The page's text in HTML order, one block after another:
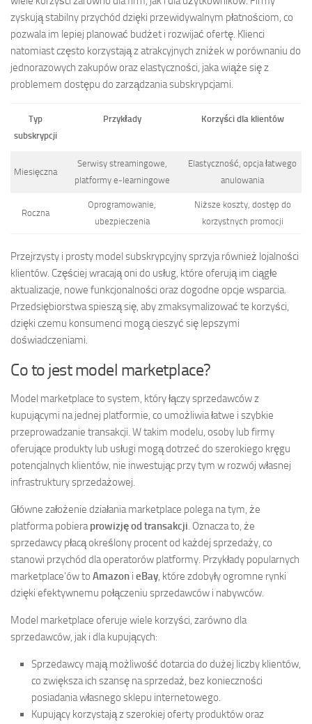
zyskują stabilny przychód dzięki przewidywalnym płatnościom, co
pozwala im lepiej planować budżet i rozwijać ofertę. Klienci
natomiast często korzystają z atrakcyjnych zniżek w porównaniu do
jednorazowych zakupów oraz elastyczności, jaka wiąże się z
problemem dostępu do zarządzania subskrypcjami.
Typ
subskrypcji
Przykłady Korzyści dla klientów
Miesięczna
Serwisy streamingowe,
platformy e-learningowe
Elastyczność, opcja łatwego
anulowania
Roczna
Oprogramowanie,
ubezpieczenia
Niższe koszty, dostęp do
korzystnych promocji
Przejrzysty i prosty model subskrypcyjny sprzyja również lojalności
klientów. Częściej wracają oni do usług, które oferują im ciągłe
aktualizacje, nowe funkcjonalności oraz dogodne opcje wsparcia.
Przedsiębiorstwa spieszą się, aby zmaksymalizować te korzyści,
dzięki czemu konsumenci mogą cieszyć się lepszymi
doświadczeniami.
Co to jest model marketplace?
Model marketplace to system, który łączy sprzedawców z
kupującymi na jednej platformie, co umożliwia łatwe i szybkie
przeprowadzanie transakcji. W takim modelu, osoby lub firmy
oferujące produkty lub usługi mogą dotrzeć do szerokiego kręgu
potencjalnych klientów, nie inwestując przy tym w rozwój własnej
infrastruktury sprzedażowej.
Główne założenie działania marketplace polega na tym, że
platforma pobieraprowizję od transakcji. Oznacza to, że
sprzedawcy płacą określony procent od każdej sprzedaży, co
stanowi przychód dla operatorów platformy. Przykłady popularnych
marketplace’ów to Amazon i eBay, które zdobyły ogromne rynki
dzięki efektywnemu połączeniu sprzedawców i nabywców.
Model marketplace oferuje wiele korzyści, zarówno dla
sprzedawców, jak i dla kupujących:
Sprzedawcy mają możliwość dotarcia do dużej liczby klientów,
co zwiększa ich szansę na sprzedaż, bez konieczności
posiadania własnego sklepu internetowego.
Kupujący korzystają z szerokiej oferty produktów oraz